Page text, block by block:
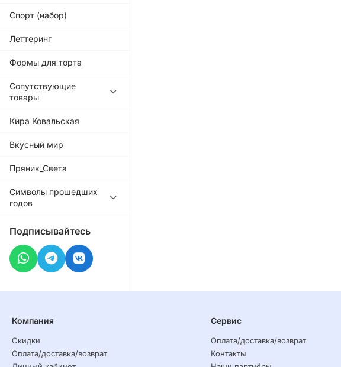
Спорт (набор)
Леттеринг
Формы для торта
Сопутствующие
товары
Кира Ковальская
Вкусный мир
Пряник_Света
Символы прошедших
годов
Подписывайтесь
Компания
Скидки
Оплата/доставка/возврат
Сервис
Оплата/доставка/возврат
Контакты